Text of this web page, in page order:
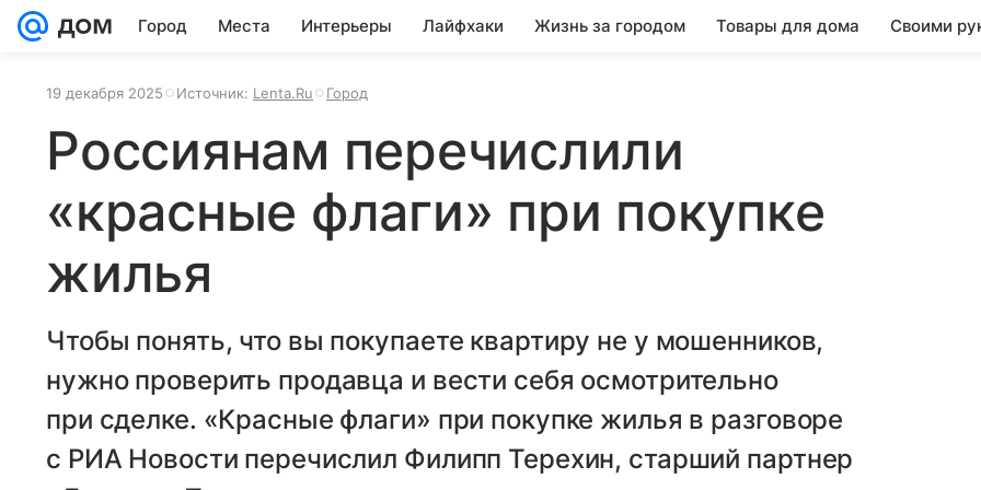
Город Места Интерьеры Лайфхаки Жизнь за городом Товары для дома Своими
19 декабря 2025 Источник: Lenta.Ru Город
Россиянам перечислили
«красные флаги» при покупке
жилья
Чтобы понять, что вы покупаете квартиру не у мошенников,
нужно проверить продавца и вести себя осмотрительно
при сделке. «Красные флаги» при покупке жилья в разговоре
с РИА Новости перечислил Филипп Терехин, старший партнер